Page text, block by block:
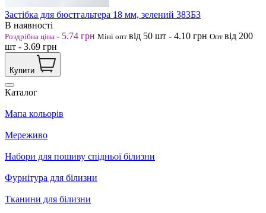
Застібка для бюстгальтера 18 мм, зелений 383БЗ
В наявності
Роздрібна ціна - 5.74 грн Міні опт від 50 шт - 4.10 грн Опт від 200
шт - 3.69 грн
Купити
Каталог
Мапа кольорів
Мереживо
Набори для пошиву спідньої білизни
Фурнітура для білизни
Тканини для білизни